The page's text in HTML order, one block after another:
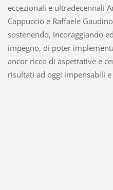
eccezionali e ultradecennali
Cappuccio e Raffaele
sostenendo, incoraggiando
impegno, di poter
ancor ricco di aspettative e
risultati ad oggi impensabili